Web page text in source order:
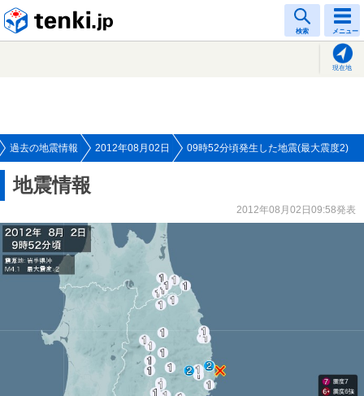
検索 メニュー
現在地
過去の地震情報 2012年08月02日 09時52分頃発生した地震(最大震度2)
地震情報
2012年08月02日09:58発表